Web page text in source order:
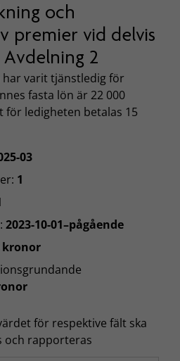
och
premier vid delvis
2
har varit tjänstledig för
fasta lön är 22 000
för ledigheten betalas 15
03
1
2023-10-01–pågående
kronor
för respektive fält ska
och rapporteras